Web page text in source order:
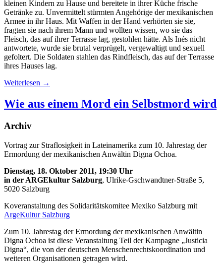
kleinen Kindern zu Hause und bereitete in ihrer Küche frische
Getränke zu. Unvermittelt stürmten Angehörige der mexikanischen
Armee in ihr Haus. Mit Waffen in der Hand verhörten sie sie,
fragten sie nach ihrem Mann und wollten wissen, wo sie das
Fleisch, das auf ihrer Terrasse lag, gestohlen hätte. Als Inés nicht
antwortete, wurde sie brutal verprügelt, vergewaltigt und sexuell
gefoltert. Die Soldaten stahlen das Rindfleisch, das auf der Terrasse
ihres Hauses lag.
Weiterlesen →
Wie aus einem Mord ein Selbstmord wird
Archiv
Vortrag zur Straflosigkeit in Lateinamerika zum 10. Jahrestag der
Ermordung der mexikanischen Anwältin Digna Ochoa.
Dienstag, 18. Oktober 2011, 19:30 Uhr
in der ARGEkultur Salzburg, Ulrike-Gschwandtner-Straße 5,
5020 Salzburg
Koveranstaltung des Solidaritätskomitee Mexiko Salzburg mit
ArgeKultur Salzburg
Zum 10. Jahrestag der Ermordung der mexikanischen Anwältin
Digna Ochoa ist diese Veranstaltung Teil der Kampagne „Justicia
Digna“, die von der deutschen Menschenrechtskoordination und
weiteren Organisationen getragen wird.